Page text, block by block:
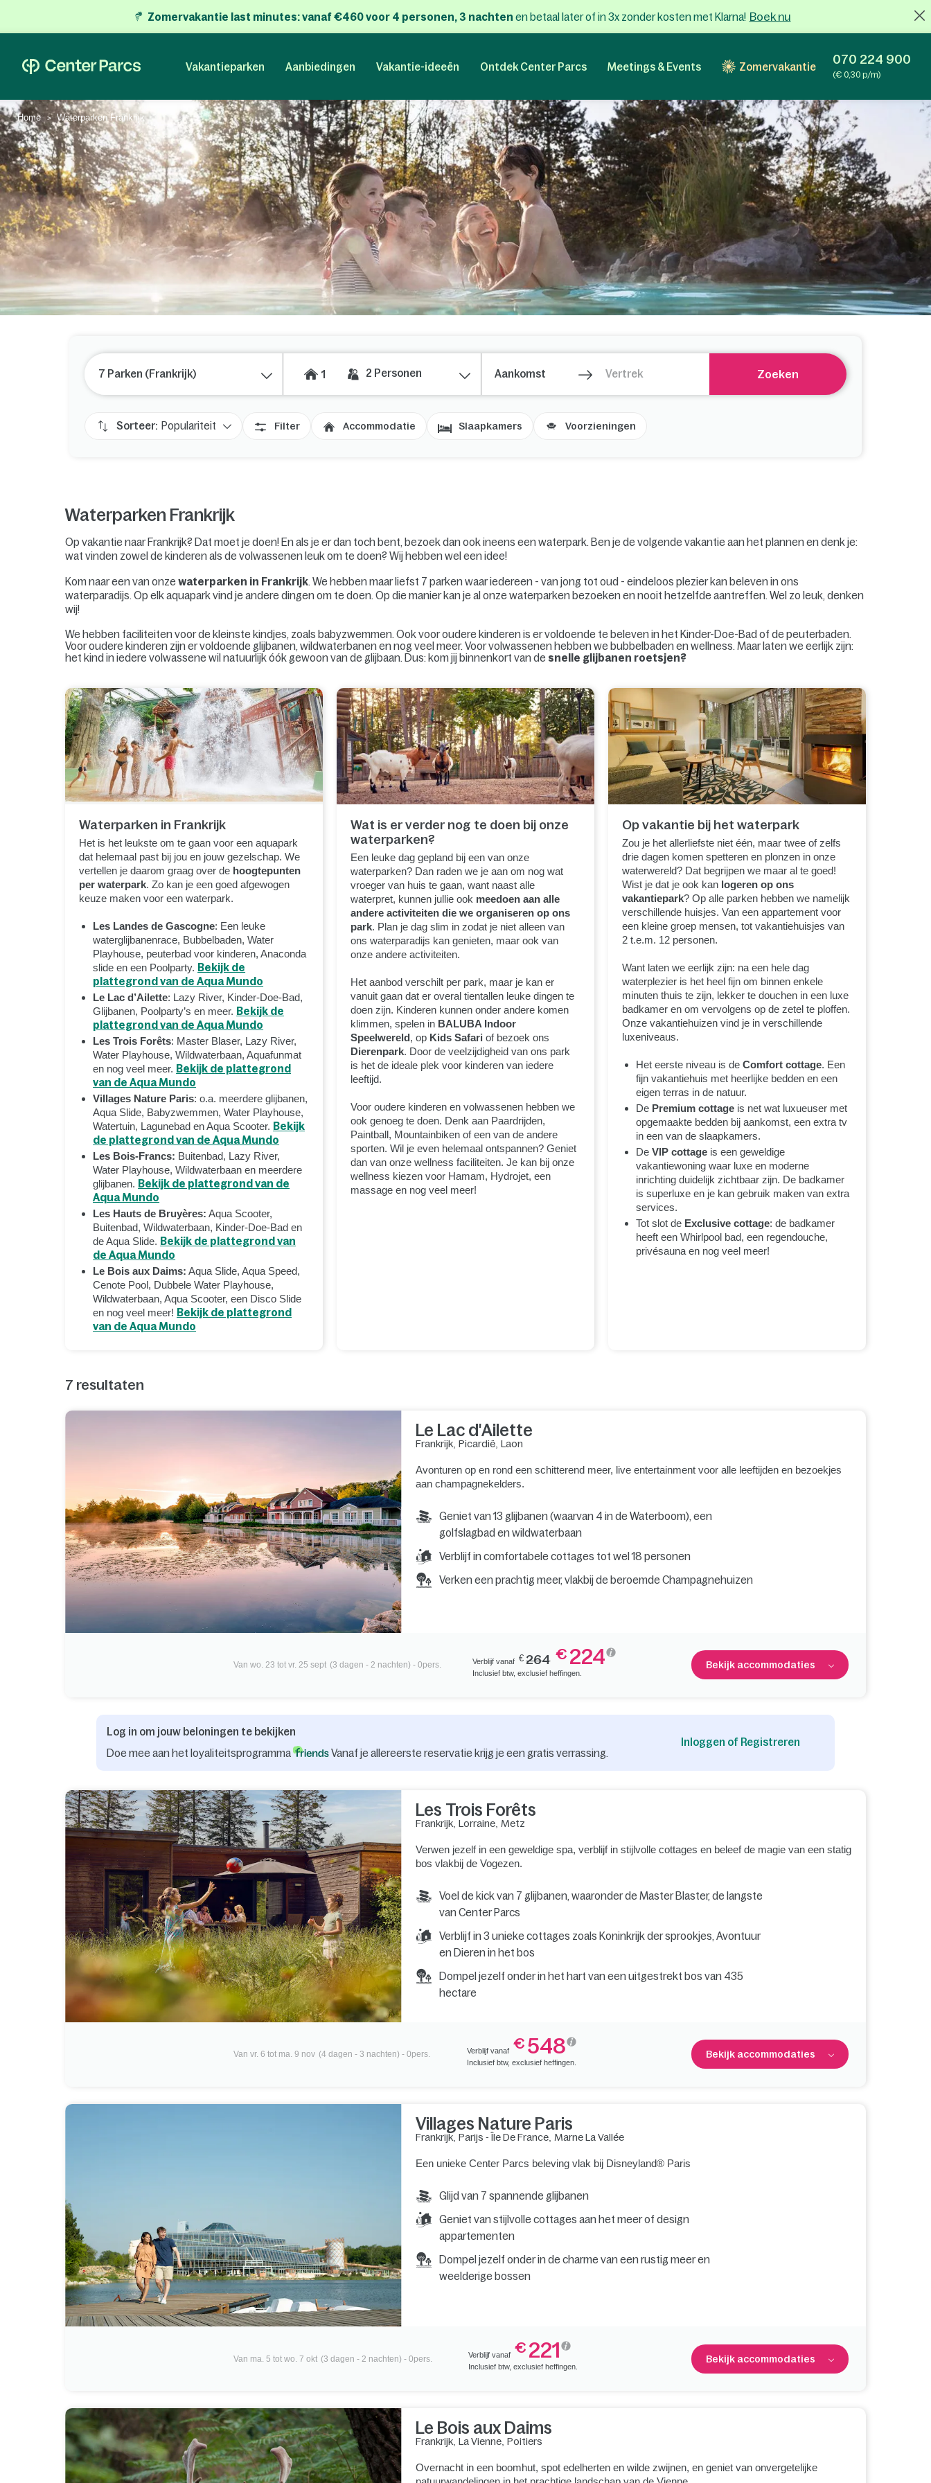
Zomervakantie last minutes:vanaf €460 voor 4 personen, 3 nachten en betaal later of in 3x zonder kosten met Klarna! Boek nu
Vakantieparken Aanbiedingen Vakantie-ideeën Ontdek Center Parcs Meetings & Events Zomervakantie 070 224 900
(€ 0,30 p/m)
Home Waterparken Frankrijk
7 Parken (Frankrijk) 1 2 Personen Zoeken
Sorteer: Populariteit Filter Accommodatie Slaapkamers Voorzieningen
Waterparken Frankrijk
Op vakantie naar Frankrijk? Dat moet je doen! En als je er dan toch bent, bezoek dan ook ineens een waterpark. Ben je de volgende vakantie aan het plannen en denk je:
wat vinden zowel de kinderen als de volwassenen leuk om te doen? Wij hebben wel een idee!
Kom naar een van onzewaterparken in Frankrijk. We hebben maar liefst 7 parken waar iedereen - van jong tot oud - eindeloos plezier kan beleven in ons
waterparadijs. Op elk aquapark vind je andere dingen om te doen. Op die manier kan je al onze waterparken bezoeken en nooit hetzelfde aantreffen. Wel zo leuk, denken
wij!
We hebben faciliteiten voor de kleinste kindjes, zoals babyzwemmen. Ook voor oudere kinderen is er voldoende te beleven in het Kinder-Doe-Bad of de peuterbaden.
Voor oudere kinderen zijn er voldoende glijbanen, wildwaterbanen en nog veel meer. Voor volwassenen hebben we bubbelbaden en wellness. Maar laten we eerlijk zijn:
het kind in iedere volwassene wil natuurlijk óók gewoon van de glijbaan. Dus: kom jij binnenkort van de snelle glijbanen roetsjen?
Waterparken in Frankrijk
Het is het leukste om te gaan voor een aquapark
dat helemaal past bij jou en jouw gezelschap. We
vertellen je daarom graag over de hoogtepunten
per waterpark. Zo kan je een goed afgewogen
keuze maken voor een waterpark.
Les Landes de Gascogne: Een leuke
waterglijbanenrace, Bubbelbaden, Water
Playhouse, peuterbad voor kinderen, Anaconda
slide en een Poolparty. Bekijk de
plattegrond van de Aqua Mundo
Le Lac d’Ailette: Lazy River, Kinder-Doe-Bad,
Glijbanen, Poolparty’s en meer. Bekijk de
plattegrond van de Aqua Mundo
Les Trois Forêts: Master Blaser, Lazy River,
Water Playhouse, Wildwaterbaan, Aquafunmat
en nog veel meer. Bekijk de plattegrond
van de Aqua Mundo
Villages Nature Paris: o.a. meerdere glijbanen,
Aqua Slide, Babyzwemmen, Water Playhouse,
Watertuin, Lagunebad en Aqua Scooter. Bekijk
de plattegrond van de Aqua Mundo
Les Bois-Francs: Buitenbad, Lazy River,
Water Playhouse, Wildwaterbaan en meerdere
glijbanen. Bekijk de plattegrond van de
Aqua Mundo
Les Hauts de Bruyères: Aqua Scooter,
Buitenbad, Wildwaterbaan, Kinder-Doe-Bad en
de Aqua Slide. Bekijk de plattegrond van
de Aqua Mundo
Le Bois aux Daims: Aqua Slide, Aqua Speed,
Cenote Pool, Dubbele Water Playhouse,
Wildwaterbaan, Aqua Scooter, een Disco Slide
en nog veel meer! Bekijk de plattegrond
van de Aqua Mundo
Wat is er verder nog te doen bij onze
waterparken?
Een leuke dag gepland bij een van onze
waterparken? Dan raden we je aan om nog wat
vroeger van huis te gaan, want naast alle
waterpret, kunnen jullie ook meedoen aan alle
andere activiteiten die we organiseren op ons
park. Plan je dag slim in zodat je niet alleen van
ons waterparadijs kan genieten, maar ook van
onze andere activiteiten.
Het aanbod verschilt per park, maar je kan er
vanuit gaan dat er overal tientallen leuke dingen te
doen zijn. Kinderen kunnen onder andere komen
klimmen, spelen in BALUBA Indoor
Speelwereld, op Kids Safari of bezoek ons
Dierenpark. Door de veelzijdigheid van ons park
is het de ideale plek voor kinderen van iedere
leeftijd.
Voor oudere kinderen en volwassenen hebben we
ook genoeg te doen. Denk aan Paardrijden,
Paintball, Mountainbiken of een van de andere
sporten. Wil je even helemaal ontspannen? Geniet
dan van onze wellness faciliteiten. Je kan bij onze
wellness kiezen voor Hamam, Hydrojet, een
massage en nog veel meer!
Op vakantie bij het waterpark
Zou je het allerliefste niet één, maar twee of zelfs
drie dagen komen spetteren en plonzen in onze
waterwereld? Dat begrijpen we maar al te goed!
Wist je dat je ook kan logeren op ons
vakantiepark? Op alle parken hebben we namelijk
verschillende huisjes. Van een appartement voor
een kleine groep mensen, tot vakantiehuisjes van
2 t.e.m. 12 personen.
Want laten we eerlijk zijn: na een hele dag
waterplezier is het heel fijn om binnen enkele
minuten thuis te zijn, lekker te douchen in een luxe
badkamer en om vervolgens op de zetel te ploffen.
Onze vakantiehuizen vind je in verschillende
luxeniveaus.
Het eerste niveau is de Comfort cottage. Een
fijn vakantiehuis met heerlijke bedden en een
eigen terras in de natuur.
De Premium cottageis net wat luxueuser met
opgemaakte bedden bij aankomst, een extra tv
in een van de slaapkamers.
De VIP cottageis een geweldige
vakantiewoning waar luxe en moderne
inrichting duidelijk zichtbaar zijn. De badkamer
is superluxe en je kan gebruik maken van extra
services.
Tot slot de Exclusive cottage: de badkamer
heeft een Whirlpool bad, een regendouche,
privésauna en nog veel meer!
7 resultaten
Le Lac d'Ailette
Frankrijk, Picardië, Laon
Avonturen op en rond een schitterend meer, live entertainment voor alle leeftijden en bezoekjes
aan champagnekelders.
Geniet van 13 glijbanen (waarvan 4 in de Waterboom), een
golfslagbad en wildwaterbaan
Verblijf in comfortabele cottages tot wel 18 personen
Verken een prachtig meer, vlakbij de beroemde Champagnehuizen
Van wo. 23 tot vr. 25 sept (3 dagen - 2 nachten) - 0pers. Verblijf vanaf € 264 € 224
Inclusief btw, exclusief heffingen.
Bekijk accommodaties
Log in om jouw beloningen te bekijken
Doe mee aan het loyaliteitsprogramma
Vanaf je allereerste reservatie krijg je een gratis verrassing.
Inloggen of Registreren
Les Trois Forêts
Frankrijk, Lorraine, Metz
Verwen jezelf in een geweldige spa, verblijf in stijlvolle cottages en beleef de magie van een statig
bos vlakbij de Vogezen.
Voel de kick van 7 glijbanen, waaronder de Master Blaster, de langste
van Center Parcs
Verblijf in 3 unieke cottages zoals Koninkrijk der sprookjes, Avontuur
en Dieren in het bos
Dompel jezelf onder in het hart van een uitgestrekt bos van 435
hectare
Van vr. 6 tot ma. 9 nov (4 dagen - 3 nachten) - 0pers. Verblijf vanaf € 548
Inclusief btw, exclusief heffingen.
Bekijk accommodaties
Villages Nature Paris
Frankrijk, Parijs - Île De France, Marne La Vallée
Een unieke Center Parcs beleving vlak bij Disneyland® Paris
Glijd van 7 spannende glijbanen
Geniet van stijlvolle cottages aan het meer of design
appartementen
Dompel jezelf onder in de charme van een rustig meer en
weelderige bossen
Van ma. 5 tot wo. 7 okt (3 dagen - 2 nachten) - 0pers. Verblijf vanaf € 221
Inclusief btw, exclusief heffingen.
Bekijk accommodaties
Le Bois aux Daims
Frankrijk, La Vienne, Poitiers
Overnacht in een boomhut, spot edelherten en wilde zwijnen, en geniet van onvergetelijke